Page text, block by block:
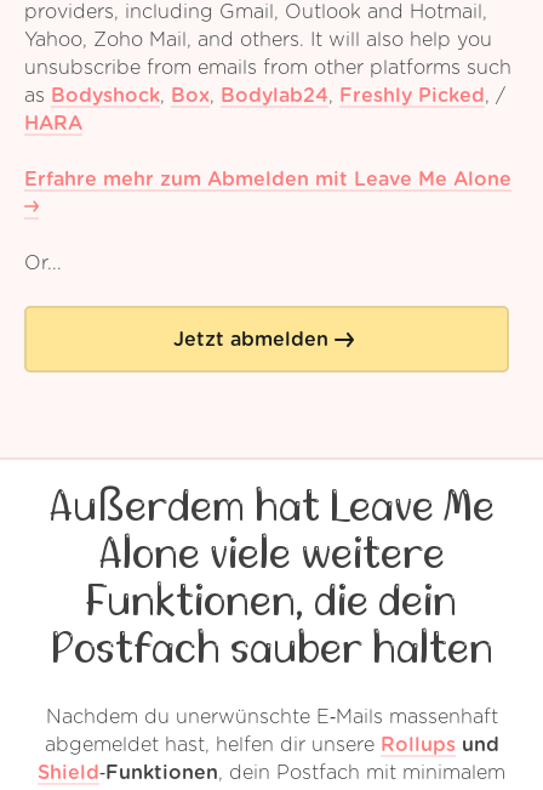
providers, including Gmail, Outlook and Hotmail,
Yahoo, Zoho Mail, and others. It will also help you
unsubscribe from emails from other platforms such
as Bodyshock, Box, Bodylab24, Freshly Picked , /
HARA
Erfahre mehr zum Abmelden mit Leave Me Alone
Or...
Jetzt abmelden
Außerdem hat Leave Me
Alone viele weitere
Funktionen, die dein
Postfach sauber halten
Nachdem du unerwünschte E‑Mails massenhaft
abgemeldet hast, helfen dir unsere Rollupsund
Shield‑Funktionen, dein Postfach mit minimalem